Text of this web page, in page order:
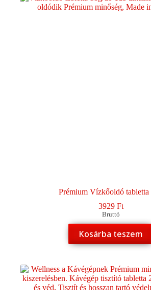
Prémium Vízkőoldó tabletta
3929 Ft
Bruttó
Kosárba teszem